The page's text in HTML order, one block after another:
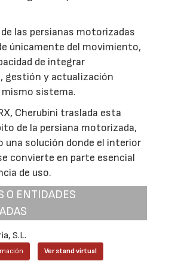
las persianas motorizadas
únicamente del movimiento,
de integrar
gestión y actualización
sistema.
Cherubini traslada esta
de la persiana motorizada,
una solución donde el interior
convierte en parte esencial
de uso.
O ENTIDADES
S.L.
Ver stand virtual